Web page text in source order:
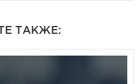
ТАКЖЕ: